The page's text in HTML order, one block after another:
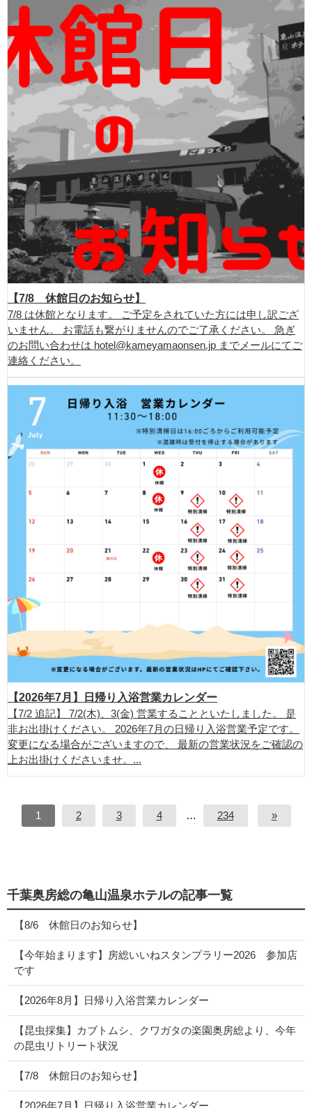
【7/8 休館日のお知らせ】
7/8 は休館となります。 ご予定をされていた方には申し訳ござ
いません。 お電話も繋がりませんのでご了承ください。 急ぎ
のお問い合わせは hotel@kameyamaonsen.jp までメールにてご
連絡ください。
【2026年7月】日帰り入浴営業カレンダー
【7/2 追記】 7/2(木)、3(金) 営業することといたしました。 是
非お出掛けください。 2026年7月の日帰り入浴営業予定です。
変更になる場合がございますので、 最新の営業状況をご確認の
上お出掛けくださいませ。...
1 2 3 4 … 234 »
千葉奥房総の亀山温泉ホテルの記事一覧
【8/6 休館日のお知らせ】
【今年始まります】房総いいねスタンプラリー2026 参加店
です
【2026年8月】日帰り入浴営業カレンダー
【昆虫採集】カブトムシ、クワガタの楽園奥房総より、今年
の昆虫リトリート状況
【7/8 休館日のお知らせ】
【2026年7月】日帰り入浴営業カレンダー